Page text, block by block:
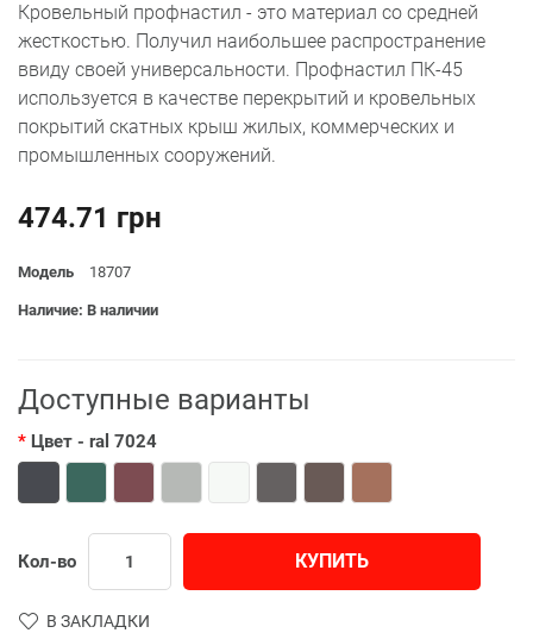
Кровельный профнастил - это материал со средней
жесткостью. Получил наибольшее распространение
ввиду своей универсальности. Профнастил ПК-45
используется в качестве перекрытий и кровельных
покрытий скатных крыш жилых, коммерческих и
промышленных сооружений.
474.71 грн
Модель 18707
Наличие: В наличии
Доступные варианты
Цвет - ral 7024
Кол-во КУПИТЬ
В ЗАКЛАДКИ